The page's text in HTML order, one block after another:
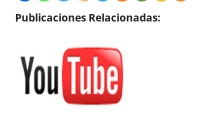
Publicaciones Relacionadas: